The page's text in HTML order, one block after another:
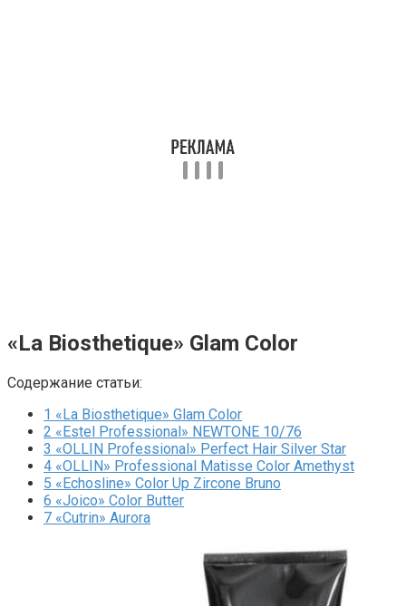
«La Biosthetique» Glam Color
Содержание статьи:
1 «La Biosthetique» Glam Color
2 «Estel Professional» NEWTONE 10/76
3 «OLLIN Professional» Perfect Hair Silver Star
4 «OLLIN» Professional Matisse Color Amethyst
5 «Echosline» Color Up Zircone Bruno
6 «Joico» Color Butter
7 «Cutrin» Aurora